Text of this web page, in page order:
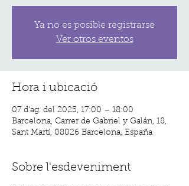
Ya no es posible registrarse
Ver otros eventos
Hora i ubicació
07 d’ag. del 2025, 17:00 – 18:00
Barcelona, Carrer de Gabriel y Galán, 18,
Sant Martí, 08026 Barcelona, España
Sobre l'esdeveniment